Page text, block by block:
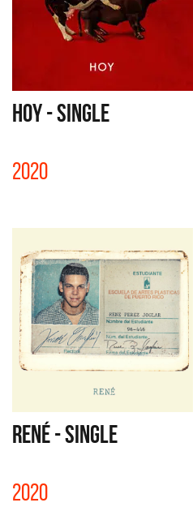
HOY - SINGLE
2020
RENÉ - SINGLE
2020